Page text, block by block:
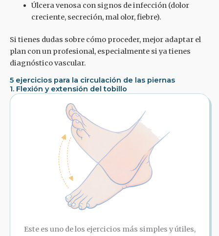
Úlcera venosa con signos de infección (dolor
creciente, secreción, mal olor, fiebre).
Si tienes dudas sobre cómo proceder, mejor adaptar el
plan con un profesional, especialmente si ya tienes
diagnóstico vascular.
5 ejercicios para la circulación de las piernas
1. Flexión y extensión del tobillo
Este es uno de los ejercicios más simples y útiles,